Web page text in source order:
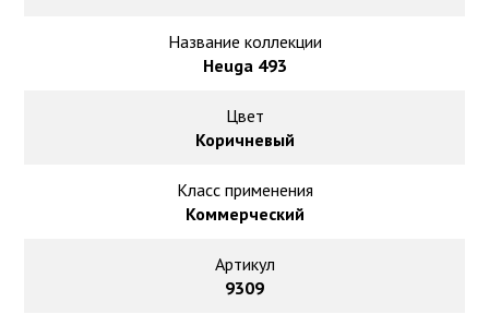
Ковролин оптом
Ковролин под теплый пол
Название коллекции
Heuga 493
Цвет
Коричневый
Класс применения
Коммерческий
Артикул
9309